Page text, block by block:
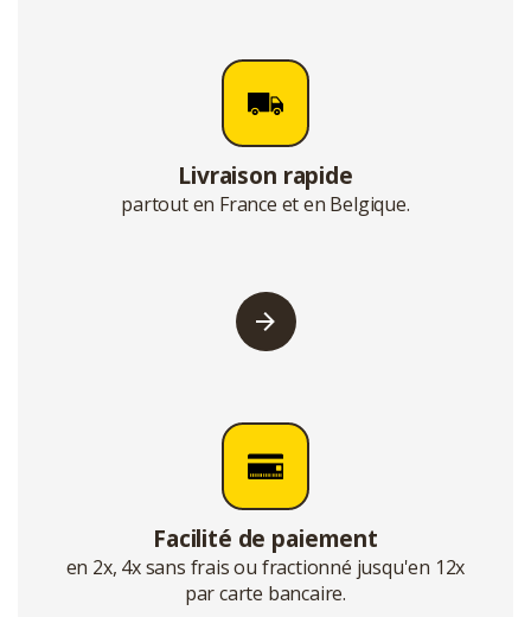
Livraison rapide
partout en France et en Belgique.
Facilité de paiement
en 2x, 4x sans frais ou fractionné jusqu'en 12x
par carte bancaire.